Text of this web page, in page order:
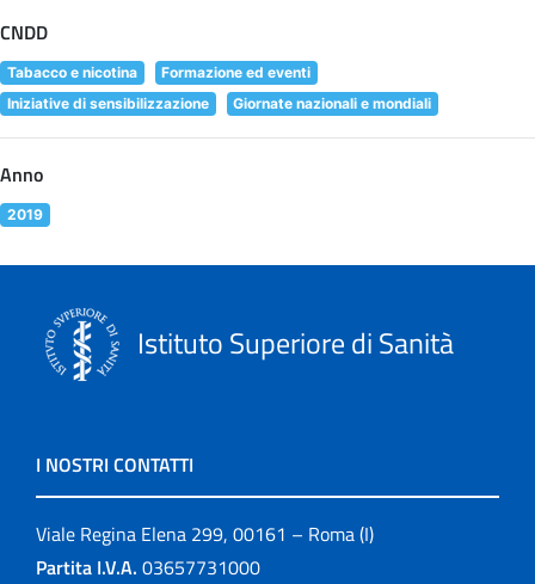
CNDD
Tabacco e nicotina
Formazione ed eventi
Iniziative di sensibilizzazione
Giornate nazionali e mondiali
Anno
2019
Istituto Superiore di Sanità
I NOSTRI CONTATTI
Viale Regina Elena 299, 00161 – Roma (I)
Partita I.V.A. 03657731000